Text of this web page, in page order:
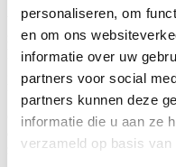
personaliseren, om
en om ons
informatie over uw
partners voor social
partners kunnen deze
informatie die u aan ze
verzameld op basis
Watersport brengt mensen
zelfredzaamheid,
het eigen lichaam. Daarom
geweldige activiteit voor
revalidatiecentrum,
Onze rolstoeltoegankelijke
zelf de regie houden om